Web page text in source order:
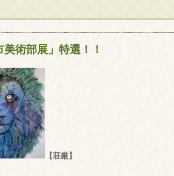
美術部展」特選！！
【荘厳】